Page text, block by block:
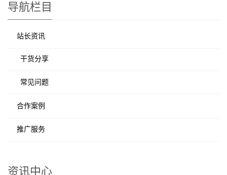
导航栏目
站长资讯
干货分享
常见问题
合作案例
推广服务
资讯中心